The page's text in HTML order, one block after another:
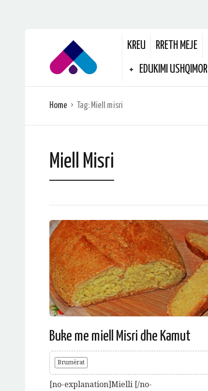
KREU RRETH MEJE
EDUKIMI USHQIMOR
Home Tag: Miell misri
Miell Misri
Buke me miell Misri dhe Kamut
Brumërat
[no-explanation]Mielli [/no-